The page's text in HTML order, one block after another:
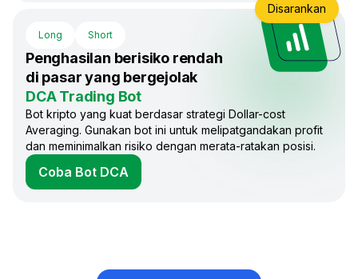
Long Short
Penghasilan berisiko rendah
di pasar yang bergejolak
DCA Trading Bot
Bot kripto yang kuat berdasar strategi Dollar-cost
Averaging. Gunakan bot ini untuk melipatgandakan profit
dan meminimalkan risiko dengan merata-ratakan posisi.
Coba Bot DCA
Disarankan